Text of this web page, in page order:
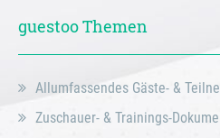
guestoo Themen
Allumfassendes Gäste- &
Zuschauer- & Trainings-